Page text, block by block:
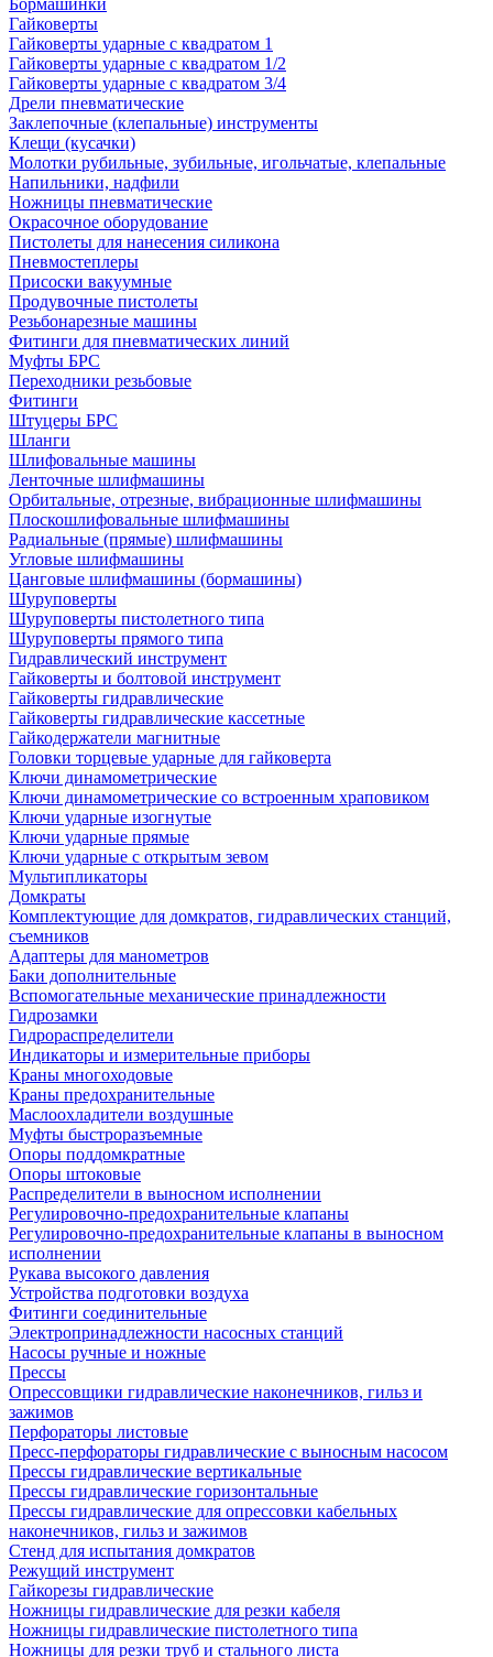
Бормашинки
Гайковерты
Гайковерты ударные с квадратом 1
Гайковерты ударные с квадратом 1/2
Гайковерты ударные с квадратом 3/4
Дрели пневматические
Заклепочные (клепальные) инструменты
Клещи (кусачки)
Молотки рубильные, зубильные, игольчатые, клепальные
Напильники, надфили
Ножницы пневматические
Окрасочное оборудование
Пистолеты для нанесения силикона
Пневмостеплеры
Присоски вакуумные
Продувочные пистолеты
Резьбонарезные машины
Фитинги для пневматических линий
Муфты БРС
Переходники резьбовые
Фитинги
Штуцеры БРС
Шланги
Шлифовальные машины
Ленточные шлифмашины
Орбитальные, отрезные, вибрационные шлифмашины
Плоскошлифовальные шлифмашины
Радиальные (прямые) шлифмашины
Угловые шлифмашины
Цанговые шлифмашины (бормашины)
Шуруповерты
Шуруповерты пистолетного типа
Шуруповерты прямого типа
Гидравлический инструмент
Гайковерты и болтовой инструмент
Гайковерты гидравлические
Гайковерты гидравлические кассетные
Гайкодержатели магнитные
Головки торцевые ударные для гайковерта
Ключи динамометрические
Ключи динамометрические со встроенным храповиком
Ключи ударные изогнутые
Ключи ударные прямые
Ключи ударные с открытым зевом
Мультипликаторы
Домкраты
Комплектующие для домкратов, гидравлических станций,
съемников
Адаптеры для манометров
Баки дополнительные
Вспомогательные механические принадлежности
Гидрозамки
Гидрораспределители
Индикаторы и измерительные приборы
Краны многоходовые
Краны предохранительные
Маслоохладители воздушные
Муфты быстроразъемные
Опоры поддомкратные
Опоры штоковые
Распределители в выносном исполнении
Регулировочно-предохранительные клапаны
Регулировочно-предохранительные клапаны в выносном
исполнении
Рукава высокого давления
Устройства подготовки воздуха
Фитинги соединительные
Электропринадлежности насосных станций
Насосы ручные и ножные
Прессы
Опрессовщики гидравлические наконечников, гильз и
зажимов
Перфораторы листовые
Пресс-перфораторы гидравлические с выносным насосом
Прессы гидравлические вертикальные
Прессы гидравлические горизонтальные
Прессы гидравлические для опрессовки кабельных
наконечников, гильз и зажимов
Стенд для испытания домкратов
Режущий инструмент
Гайкорезы гидравлические
Ножницы гидравлические для резки кабеля
Ножницы гидравлические пистолетного типа
Ножницы для резки труб и стального листа